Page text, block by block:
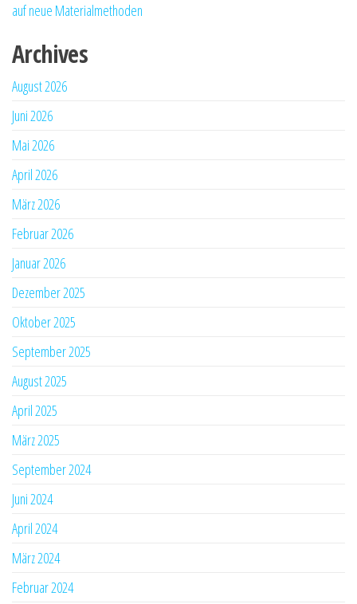
auf neue Materialmethoden
Archives
August 2026
Juni 2026
Mai 2026
April 2026
März 2026
Februar 2026
Januar 2026
Dezember 2025
Oktober 2025
September 2025
August 2025
April 2025
März 2025
September 2024
Juni 2024
April 2024
März 2024
Februar 2024